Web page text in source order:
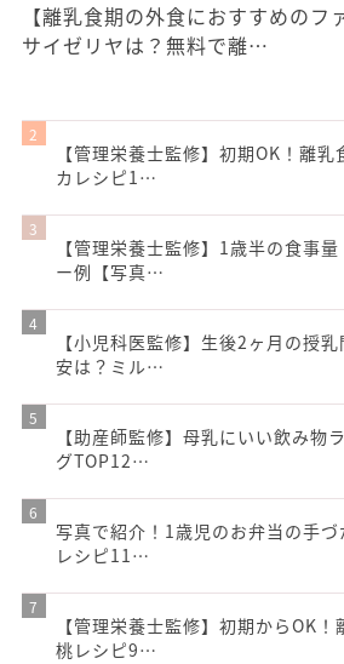
【離乳食期の外食におすすめのフ
サイゼリヤは？無料で離…
【管理栄養士監修】初期OK！離乳
カレシピ1…
【管理栄養士監修】1歳半の食事量
ー例【写真…
【小児科医監修】生後2ヶ月の授乳
安は？ミル…
【助産師監修】母乳にいい飲み物
グTOP12…
写真で紹介！1歳児のお弁当の手づ
レシピ11…
【管理栄養士監修】初期からOK！
桃レシピ9…